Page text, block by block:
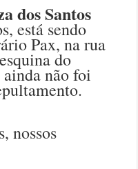
dos Santos
está sendo
Pax, na rua
do
não foi
nossos